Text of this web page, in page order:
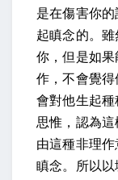
是在傷害你
起瞋念的。
你，但是如
作，不會覺
會對他生起
思惟，認為
由這種非理
瞋念。所以